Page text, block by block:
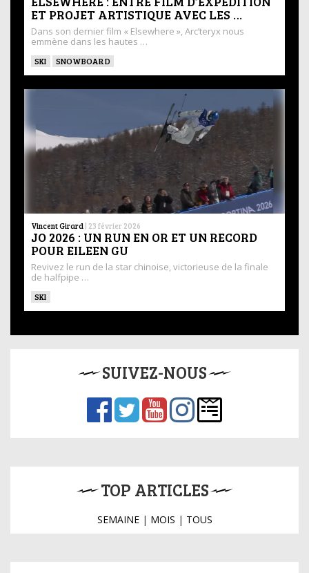
ET PROJET ARTISTIQUE AVEC LES …
Dans son dernier film « Elsewhere », Arc’teryx nous
emmène dans les hautes …
SKI SNOWBOARD
Vincent Girard | 23 février 2026
JO 2026 : UN RUN EN OR ET UN RECORD
POUR EILEEN GU
Revivez le run de la star chinoise, victorieuse de la finale
de halfpipe …
SKI
SUIVEZ-NOUS
TOP ARTICLES
SEMAINE| MOIS | TOUS